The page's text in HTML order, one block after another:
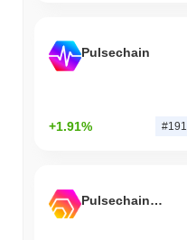
Pulsechain
+1.91% #191
Pulsechain Bridged HEX (Pulsechain)